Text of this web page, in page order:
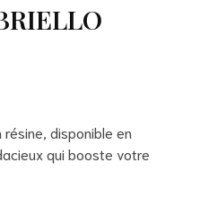
disponible en
qui booste votre